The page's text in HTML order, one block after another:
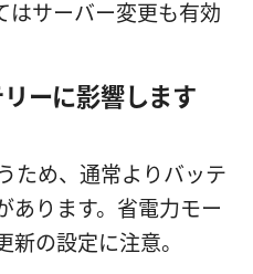
はサーバー変更も有効
ーに影響します
ため、通常よりバッテ
あります。省電力モー
新の設定に注意。